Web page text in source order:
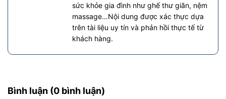
sức khỏe gia đình như ghế thư giãn, nệm
massage…Nội dung được xác thực dựa
trên tài liệu uy tín và phản hồi thực tế từ
khách hàng.
Bình luận (0 bình luận)